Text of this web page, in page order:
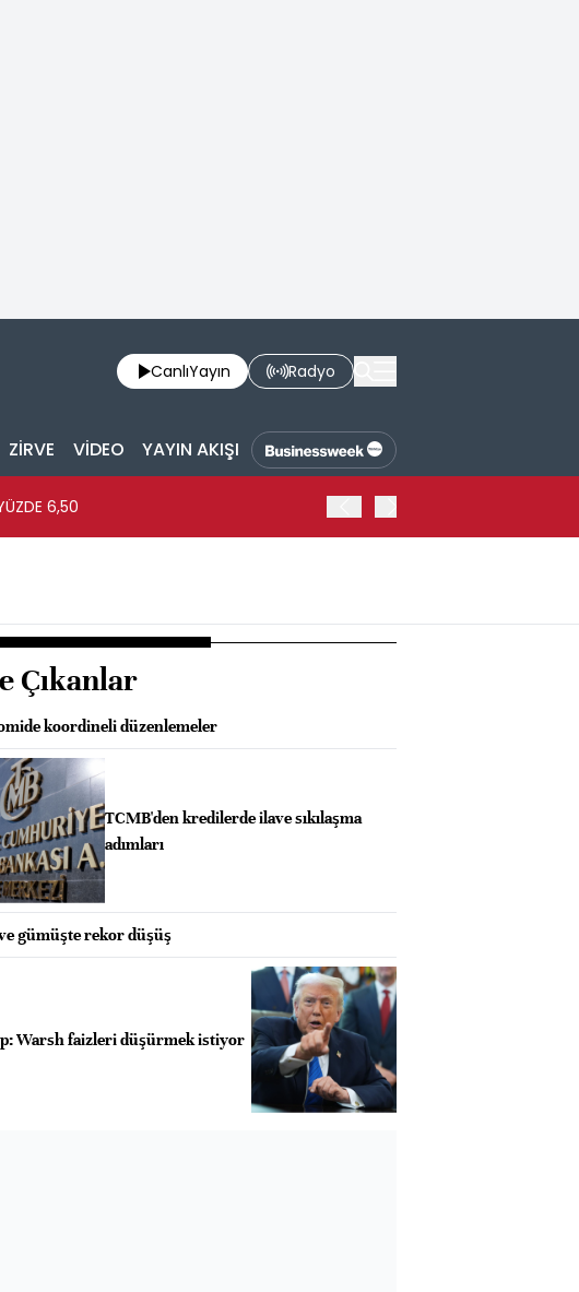
CanlıYayın Radyo
ZİRVE VİDEO YAYIN AKIŞI
6,50
Çıkanlar
koordineli düzenlemeler
TCMB'den kredilerde ilave sıkılaşma
adımları
gümüşte rekor düşüş
Warsh faizleri düşürmek istiyor